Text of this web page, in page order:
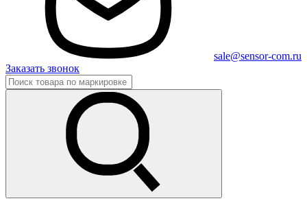
sale@sensor-com.ru
Заказать звонок